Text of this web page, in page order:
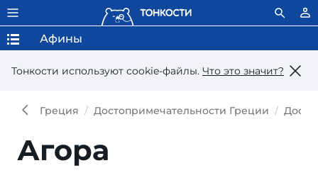
Тонкости используют сookie-файлы. Что это значит?
Афины
Греция Достопримечательности Греции
Агора